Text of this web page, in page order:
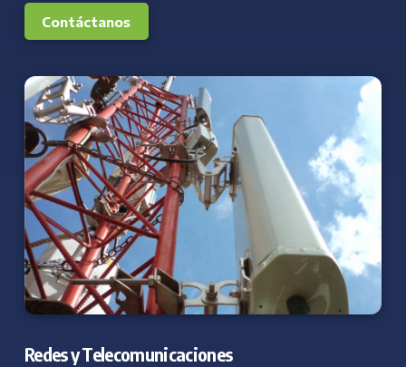
Contáctanos
Redes y Telecomunicaciones